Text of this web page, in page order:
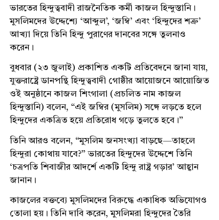
ভারতের হিন্দুত্ববাদী রাজনৈতিক কর্মী কাজল হিন্দুস্তানি।
মুসলিমদের উদ্দেশ্যে ‘আব্দুল’, ‘জম্বি’ এবং ‘হিন্দুদের শত্রু’
আখ্যা দিয়ে তিনি হিন্দু পুরাণের দানবের সঙ্গে তুলনাও
করেন।
বুধবার (২৩ জুলাই) প্রকাশিত একটি প্রতিবেদনে জানা যায়,
যুক্তরাষ্ট্রে ডানপন্থি হিন্দুত্ববাদী গোষ্ঠীর আয়োজনে আয়োজিত
ওই অনুষ্ঠানে কাজল শিংগালা (প্রচলিত নাম কাজল
হিন্দুস্তানি) বলেন, “এই জম্বির (মুসলিম) সঙ্গে লড়তে হলে
হিন্দুদের একত্রিত হয়ে প্রতিরোধ গড়ে তুলতে হবে।”
তিনি আরও বলেন, “মুসলিম জনসংখ্যা বাড়ছে—তাহলে
হিন্দুরা কোথায় যাবে?” ভারতের হিন্দুদের উদ্দেশে তিনি
‘চত্রপতি শিবাজীর আদর্শে একটি হিন্দু রাষ্ট্র গড়ার’ আহ্বান
জানান।
কাজলের বক্তব্যে মুসলিমদের বিরুদ্ধে একাধিক অভিযোগও
তোলা হয়। তিনি দাবি করেন, মুসলিমরা হিন্দুদের তৈরি